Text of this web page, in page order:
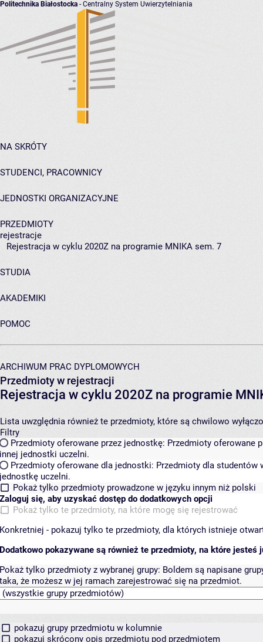
Politechnika Białostocka - Centralny System Uwierzytelniania
NA SKRÓTY
STUDENCI, PRACOWNICY
JEDNOSTKI ORGANIZACYJNE
PRZEDMIOTY
rejestracje
Rejestracja w cyklu 2020Z na programie MNIKA sem. 7
STUDIA
AKADEMIKI
POMOC
ARCHIWUM PRAC DYPLOMOWYCH
Przedmioty w rejestracji
Rejestracja w cyklu 2020Z na programie
Lista uwzględnia również te przedmioty, które są chwilowo
Filtry
Przedmioty oferowane przez jednostkę: Przedmioty oferowane
innej jednostki uczelni.
Przedmioty oferowane dla jednostki: Przedmioty dla studentów
jednostkę uczelni.
Pokaż tylko przedmioty prowadzone w języku innym niż polski
Zaloguj się, aby uzyskać dostęp do dodatkowych opcji
Pokaż tylko te przedmioty, na które mogę się rejestrować
Konkretniej - pokazuj tylko te przedmioty, dla których istnieje
Dodatkowo pokazywane są również te przedmioty, na które jesteś
Pokaż tylko przedmioty z wybranej grupy: Boldem są napisane
taka, że możesz w jej ramach zarejestrować się na przedmiot.
pokazuj grupy przedmiotu w kolumnie
pokazuj skrócony opis przedmiotu pod przedmiotem